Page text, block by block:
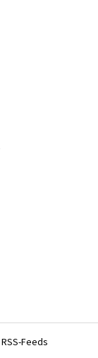
RSS-Feeds